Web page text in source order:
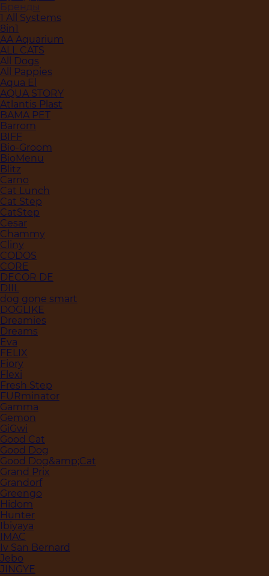
Бренды
1 All Systems
8in1
AA Aquarium
ALL CATS
All Dogs
All Pappies
Aqua El
AQUA STORY
Atlantis Plast
BAMA PET
Barrom
BIFF
Bio-Groom
BioMenu
Blitz
Carno
Cat Lunch
Cat Step
CatStep
Cesar
Chammy
Cliny
CODOS
CORE
DECOR DE
DIIL
dog gone smart
DOGLIKE
Dreamies
Dreams
Eva
FELIX
Fiory
Flexi
Fresh Step
FURminator
Gamma
Gemon
GiGwi
Good Cat
Good Dog
Good Dog&amp;Cat
Grand Prix
Grandorf
Greengo
Hidom
Hunter
Ibiyaya
IMAC
Iv San Bernard
Jebo
JINGYE